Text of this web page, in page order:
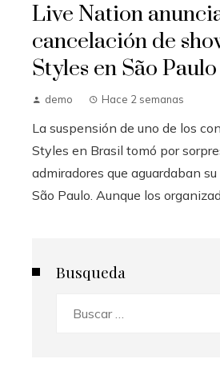
Live Nation
cancelación de
Styles en São Paulo
demo Hace 2 semanas
La suspensión de uno de los
Styles en Brasil tomó por
admiradores que aguardaban
São Paulo. Aunque los
Busqueda